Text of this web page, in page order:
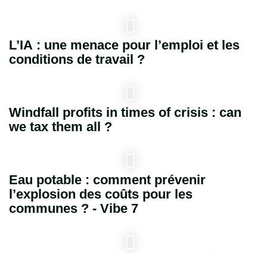
L’IA : une menace pour l’emploi et les
conditions de travail ?
Windfall profits in times of crisis : can
we tax them all ?
Eau potable : comment prévenir
l’explosion des coûts pour les
communes ? - Vibe 7